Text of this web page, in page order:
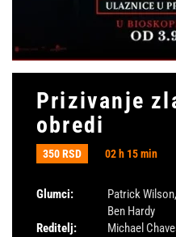
Prizivanje
obredi
350 RSD 02 h 15 min
Glumci: Patrick Wilson,
Ben Hardy
Reditelj:
Michael